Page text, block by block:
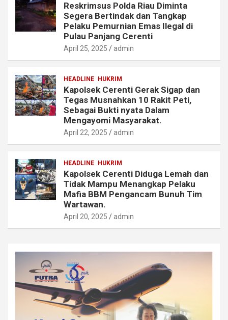
Reskrimsus Polda Riau Diminta
Segera Bertindak dan Tangkap
Pelaku Pemurnian Emas Ilegal di
Pulau Panjang Cerenti
April 25, 2025 admin
HEADLINE HUKRIM
Kapolsek Cerenti Gerak Sigap dan
Tegas Musnahkan 10 Rakit Peti,
Sebagai Bukti nyata Dalam
Mengayomi Masyarakat.
April 22, 2025 admin
HEADLINE HUKRIM
Kapolsek Cerenti Diduga Lemah dan
Tidak Mampu Menangkap Pelaku
Mafia BBM Pengancam Bunuh Tim
Wartawan.
April 20, 2025 admin